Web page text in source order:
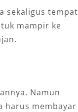
sekaligus tempat
mampir ke
Namun
harus membayar